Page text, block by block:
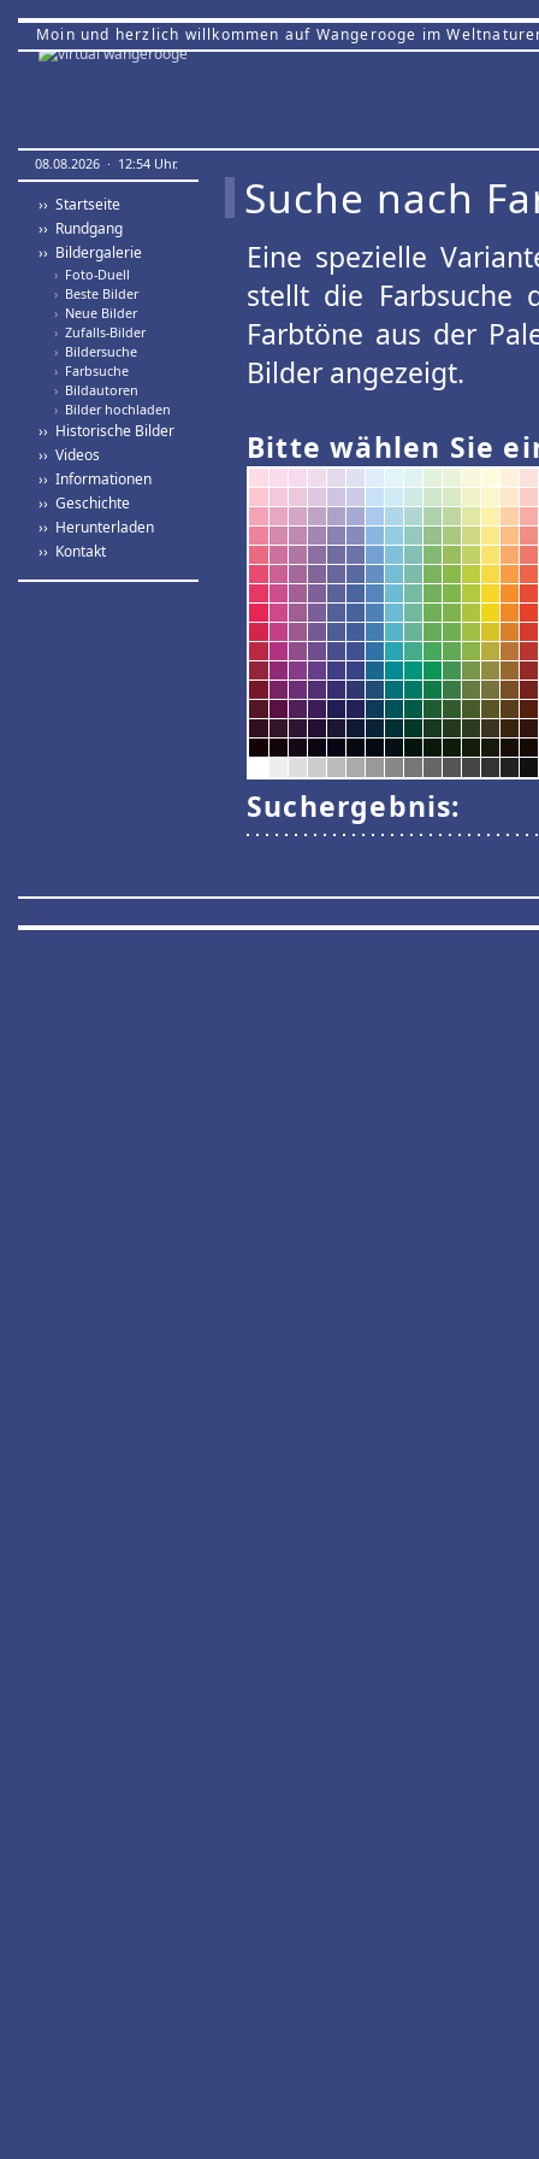
Moin und herzlich willkommen auf Wangerooge im
08.08.2026 · 12:54 Uhr.
›› Startseite
›› Rundgang
›› Bildergalerie
› Foto-Duell
› Beste Bilder
› Neue Bilder
› Zufalls-Bilder
› Bildersuche
› Farbsuche
› Bildautoren
› Bilder hochladen
›› Historische Bilder
›› Videos
›› Informationen
›› Geschichte
›› Herunterladen
›› Kontakt
Suche nach
Eine spezielle
stellt die Farbsuche
Farbtöne aus der
Bilder angezeigt.
Bitte wählen Sie
Suchergebnis: